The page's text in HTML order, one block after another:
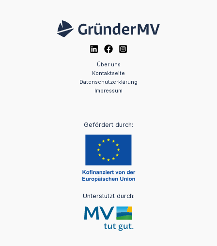
Über uns
Kontaktseite
Datenschutzerklärung
Impressum
Gefördert durch:
Unterstützt durch: